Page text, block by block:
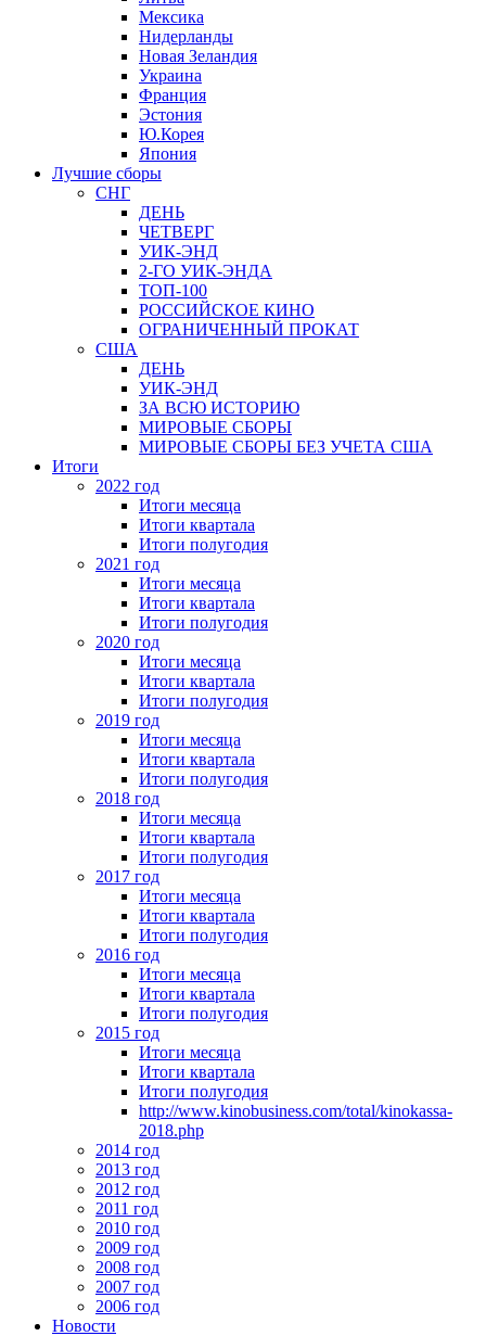
Мексика
Нидерланды
Новая Зеландия
Украина
Франция
Эстония
Ю.Корея
Япония
Лучшие сборы
СНГ
ДЕНЬ
ЧЕТВЕРГ
УИК-ЭНД
2-ГО УИК-ЭНДА
ТОП-100
РОССИЙСКОЕ КИНО
ОГРАНИЧЕННЫЙ ПРОКАТ
США
ДЕНЬ
УИК-ЭНД
ЗА ВСЮ ИСТОРИЮ
МИРОВЫЕ СБОРЫ
МИРОВЫЕ СБОРЫ БЕЗ УЧЕТА США
Итоги
2022 год
Итоги месяца
Итоги квартала
Итоги полугодия
2021 год
Итоги месяца
Итоги квартала
Итоги полугодия
2020 год
Итоги месяца
Итоги квартала
Итоги полугодия
2019 год
Итоги месяца
Итоги квартала
Итоги полугодия
2018 год
Итоги месяца
Итоги квартала
Итоги полугодия
2017 год
Итоги месяца
Итоги квартала
Итоги полугодия
2016 год
Итоги месяца
Итоги квартала
Итоги полугодия
2015 год
Итоги месяца
Итоги квартала
Итоги полугодия
http://www.kinobusiness.com/total/kinokassa-
2018.php
2014 год
2013 год
2012 год
2011 год
2010 год
2009 год
2008 год
2007 год
2006 год
Новости